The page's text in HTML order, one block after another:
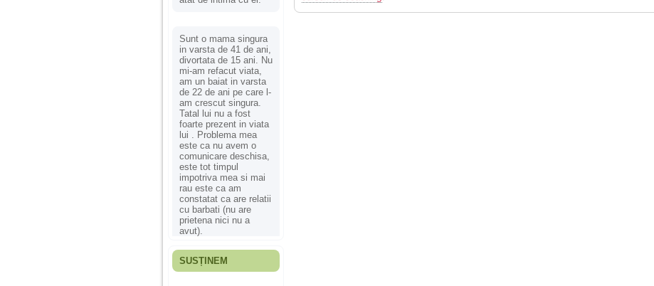
Sunt o mama singura
in varsta de 41 de ani,
divortata de 15 ani. Nu
mi-am refacut viata,
am un baiat in varsta
de 22 de ani pe care l-
am crescut singura.
Tatal lui nu a fost
foarte prezent in viata
lui . Problema mea
este ca nu avem o
comunicare deschisa,
este tot timpul
impotriva mea si mai
rau este ca am
constatat ca are relatii
cu barbati (nu are
prietena nici nu a
avut).
Fiica mea s-a nascut
SUSȚINEM